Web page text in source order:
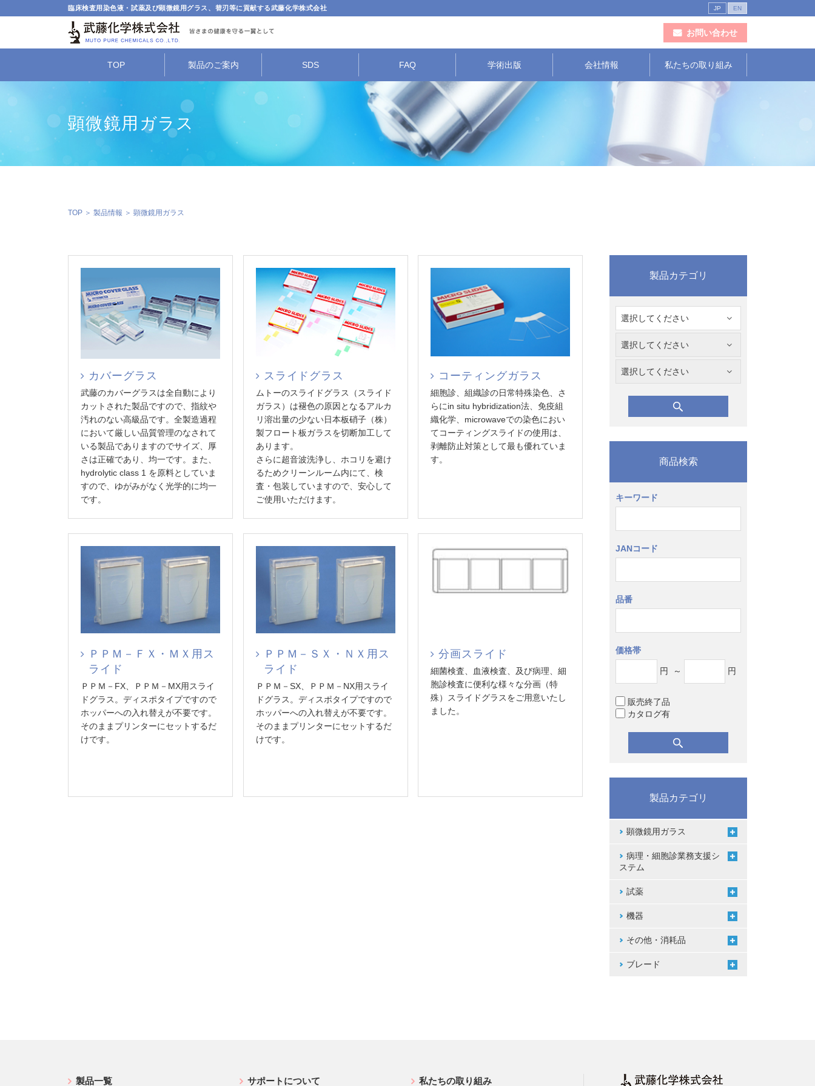
臨床検査用染色液・試薬及び顕微鏡用グラス、替刃等に貢献する武藤化学株式会社 JP EN
お問い合わせ
TOP 製品のご案内 SDS FAQ 学術出版 会社情報 私たちの取り組み
顕微鏡用ガラス
TOP ＞ 製品情報 ＞ 顕微鏡用ガラス
カバーグラス
武藤のカバーグラスは全自動により
カットされた製品ですので、指紋や
汚れのない高級品です。全製造過程
において厳しい品質管理のなされて
いる製品でありますのでサイズ、厚
さは正確であり、均一です。また、
hydrolytic class 1 を原料としていま
すので、ゆがみがなく光学的に均一
です。
スライドグラス
ムトーのスライドグラス（スライド
ガラス）は褪色の原因となるアルカ
リ溶出量の少ない日本板硝子（株）
製フロート板ガラスを切断加工して
あります。
さらに超音波洗浄し、ホコリを避け
るためクリーンルーム内にて、検
査・包装していますので、安心して
ご使用いただけます。
コーティングガラス
細胞診、組織診の日常特殊染色、さ
らにin situ hybridization法、免疫組
織化学、microwaveでの染色におい
てコーティングスライドの使用は、
剥離防止対策として最も優れていま
す。
ＰＰＭ－ＦＸ・ＭＸ用ス
ライド
ＰＰＭ－FX、ＰＰＭ－MX用スライ
ドグラス。ディスポタイプですので
ホッパーへの入れ替えが不要です。
そのままプリンターにセットするだ
けです。
ＰＰＭ－ＳＸ・ＮＸ用ス
ライド
ＰＰＭ－SX、ＰＰＭ－NX用スライ
ドグラス。ディスポタイプですので
ホッパーへの入れ替えが不要です。
そのままプリンターにセットするだ
けです。
分画スライド
細菌検査、血液検査、及び病理、細
胞診検査に便利な様々な分画（特
殊）スライドグラスをご用意いたし
ました。
製品カテゴリ
商品検索
キーワード
JANコード
品番
価格帯
円 ～ 円
販売終了品
カタログ有
製品カテゴリ
顕微鏡用ガラス
病理・細胞診業務支援シ
ステム
試薬
機器
その他・消耗品
ブレード
製品一覧 サポートについて 私たちの取り組み